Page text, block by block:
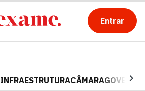
Entrar
INFRAESTRUTURACÂMARAGOVERNO